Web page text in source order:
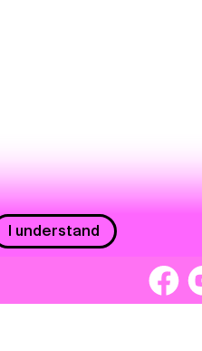
I understand